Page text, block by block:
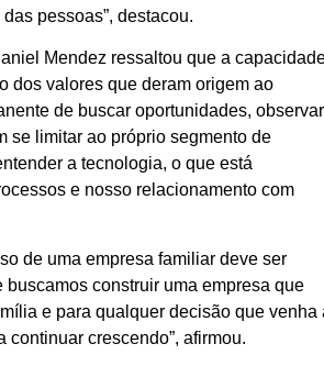
pessoas”, destacou.
Mendez ressaltou que a
dos valores que deram origem ao
de buscar oportunidades, observar
se limitar ao próprio segmento de
a tecnologia, o que está
e nosso relacionamento com
de uma empresa familiar deve ser
construir uma empresa que
e para qualquer decisão que venha
crescendo”, afirmou.